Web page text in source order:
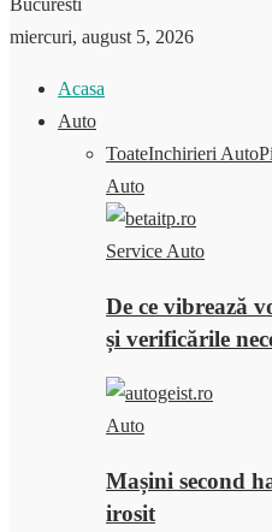
Bucuresti
miercuri, august 5, 2026
Acasa
Auto
ToateInchirieri Auto
Auto
Service Auto
De ce vibrează
și verificările
Auto
Mașini second
irosit